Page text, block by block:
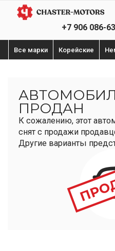
+7 906 086-
Все марки Корейские
ПРОДАН
К сожалению, этот
снят с продажи
Другие варианты